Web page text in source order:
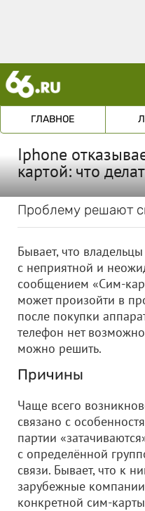
ГЛАВНОЕ
Iphonе
картой: что
Проблему решают
Бывает, что
с неприятной и
сообщением «Сим-
может произойти в
после покупки
телефон нет
можно решить.
Причины
Чаще всего
связано с
партии
с определённой
связи. Бывает, что к
зарубежные
конкретной сим-